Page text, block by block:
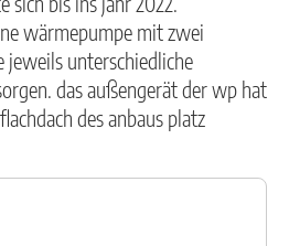
wärmepumpe mit zwei
jeweils unterschiedliche
das außengerät der wp hat
des anbaus platz